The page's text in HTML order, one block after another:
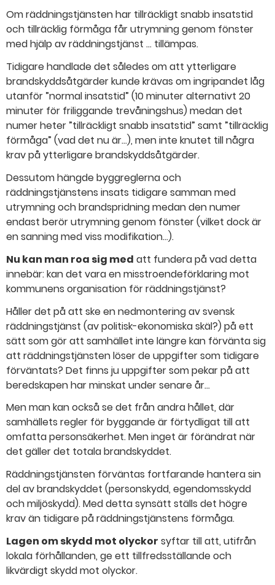
Om räddningstjänsten har tillräckligt snabb insatstid
och tillräcklig förmåga får utrymning genom fönster
med hjälp av räddningstjänst … tillämpas.
Tidigare handlade det således om att ytterligare
brandskyddsåtgärder kunde krävas om ingripandet låg
utanför ”normal insatstid” (10 minuter alternativt 20
minuter för friliggande trevåningshus) medan det
numer heter ”tillräckligt snabb insatstid” samt ”tillräcklig
förmåga” (vad det nu är…), men inte knutet till några
krav på ytterligare brandskyddsåtgärder.
Dessutom hängde byggreglerna och
räddningstjänstens insats tidigare samman med
utrymning och brandspridning medan den numer
endast berör utrymning genom fönster (vilket dock är
en sanning med viss modifikation…).
Nu kan man roa sig med att fundera på vad detta
innebär: kan det vara en misstroendeförklaring mot
kommunens organisation för räddningstjänst?
Håller det på att ske en nedmontering av svensk
räddningstjänst (av politisk-ekonomiska skäl?) på ett
sätt som gör att samhället inte längre kan förvänta sig
att räddningstjänsten löser de uppgifter som tidigare
förväntats? Det finns ju uppgifter som pekar på att
beredskapen har minskat under senare år…
Men man kan också se det från andra hållet, där
samhällets regler för byggande är förtydligat till att
omfatta personsäkerhet. Men inget är förändrat när
det gäller det totala brandskyddet.
Räddningstjänsten förväntas fortfarande hantera sin
del av brandskyddet (personskydd, egendomsskydd
och miljöskydd). Med detta synsätt ställs det högre
krav än tidigare på räddningstjänstens förmåga.
Lagen om skydd mot olyckor syftar till att, utifrån
lokala förhållanden, ge ett tillfredsställande och
likvärdigt skydd mot olyckor.